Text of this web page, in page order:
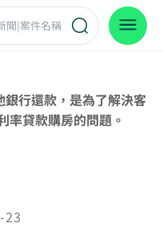
銀行還款，是為了解決客
率貸款購房的問題。
23